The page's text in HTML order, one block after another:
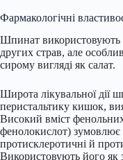
Фармакологічні
Шпинат використовують
других страв, але
сирому вигляді як салат.
Широта лікувальної дії
перистальтику кишок,
Високий вміст
фенолокислот) зумовлює
протисклеротичні й
Використовують його як